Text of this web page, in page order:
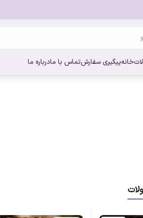
خانهپیگیری سفارشتماس با مادرباره ما